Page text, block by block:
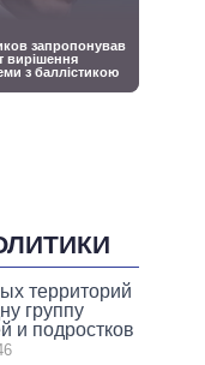
территорий
группу
и подростков